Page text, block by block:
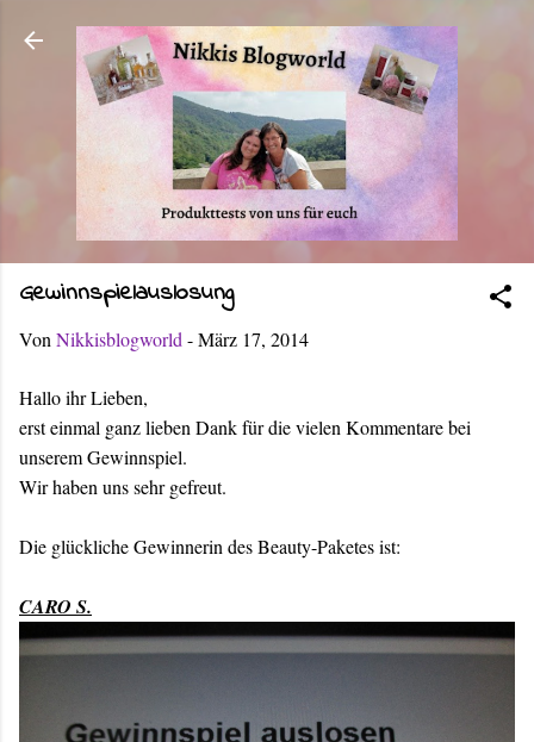
Direkt zum Hauptbereich
Gewinnspielauslosung
Von Nikkisblogworld -März 17, 2014
Hallo ihr Lieben,
erst einmal ganz lieben Dank für die vielen Kommentare bei
unserem Gewinnspiel.
Wir haben uns sehr gefreut.
Die glückliche Gewinnerin des Beauty-Paketes ist:
CARO S.